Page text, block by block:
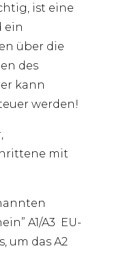
ist eine
ein
über die
des
kann
werden!
mit
A1/A3 EU-
um das A2